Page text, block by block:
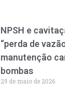
NPSH e
“perda de
manutenção
bombas
29 de maio de 2026